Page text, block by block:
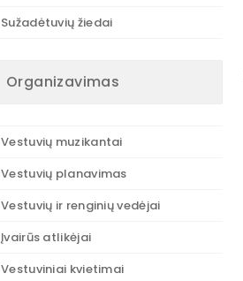
Sužadėtuvių žiedai
Organizavimas
Vestuvių muzikantai
Vestuvių planavimas
Vestuvių ir renginių vedėjai
Įvairūs atlikėjai
Vestuviniai kvietimai